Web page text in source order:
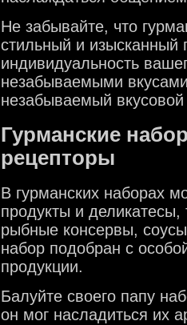
Не забывайте, что
стильный и изысканный
индивидуальность
незабываемыми
незабываемый
Гурманские
рецепторы
В гурманских наборах
продукты и
рыбные консервы,
набор подобран с
продукции.
Балуйте своего папу
он мог насладиться их